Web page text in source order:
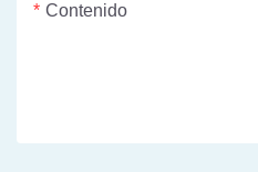
Contenido